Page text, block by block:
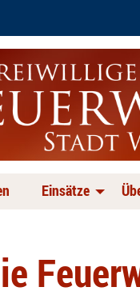
Einsätze